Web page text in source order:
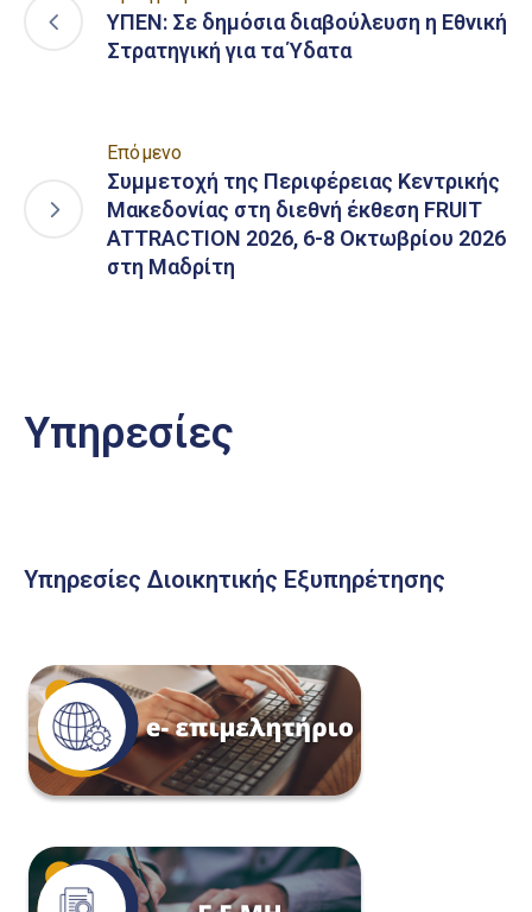
ΥΠΕΝ: Σε δημόσια διαβούλευση η Εθνική
Στρατηγική για τα Ύδατα
Επόμενο
Συμμετοχή της Περιφέρειας Κεντρικής
Μακεδονίας στη διεθνή έκθεση FRUIT
ATTRACTION 2026, 6-8 Οκτωβρίου 2026
στη Μαδρίτη
Υπηρεσίες
Υπηρεσίες Διοικητικής Εξυπηρέτησης